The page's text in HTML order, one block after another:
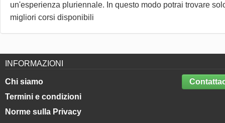
un'esperienza pluriennale. In questo modo potrai trovare
migliori corsi disponibili
INFORMAZIONI
Chi siamo
Termini e condizioni
Norme sulla Privacy